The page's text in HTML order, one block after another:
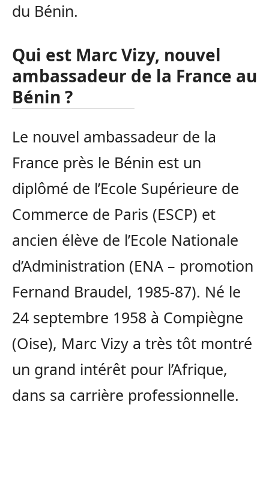
du Bénin.
Qui est Marc Vizy, nouvel
ambassadeur de la France au
Bénin ?
Le nouvel ambassadeur de la
France près le Bénin est un
diplômé de l’Ecole Supérieure de
Commerce de Paris (ESCP) et
ancien élève de l’Ecole Nationale
d’Administration (ENA – promotion
Fernand Braudel, 1985-87). Né le
24 septembre 1958 à Compiègne
(Oise), Marc Vizy a très tôt montré
un grand intérêt pour l’Afrique,
dans sa carrière professionnelle.